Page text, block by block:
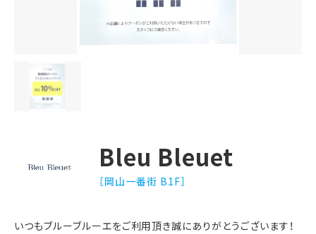
Bleu Bleuet
［岡山一番街 B1F］
いつもブルーブルーエをご利用頂き誠にありがとうございます！